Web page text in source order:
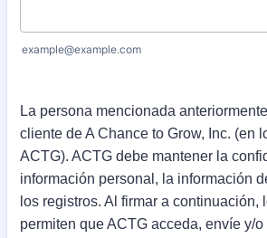
example@example.com
La persona mencionada
cliente de A Chance to Grow, Inc. (en
ACTG). ACTG debe mantener la
información personal, la información
los registros. Al firmar a continuación,
permiten que ACTG acceda, envíe y/